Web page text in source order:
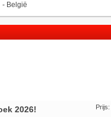
- België
2026! Prijs: